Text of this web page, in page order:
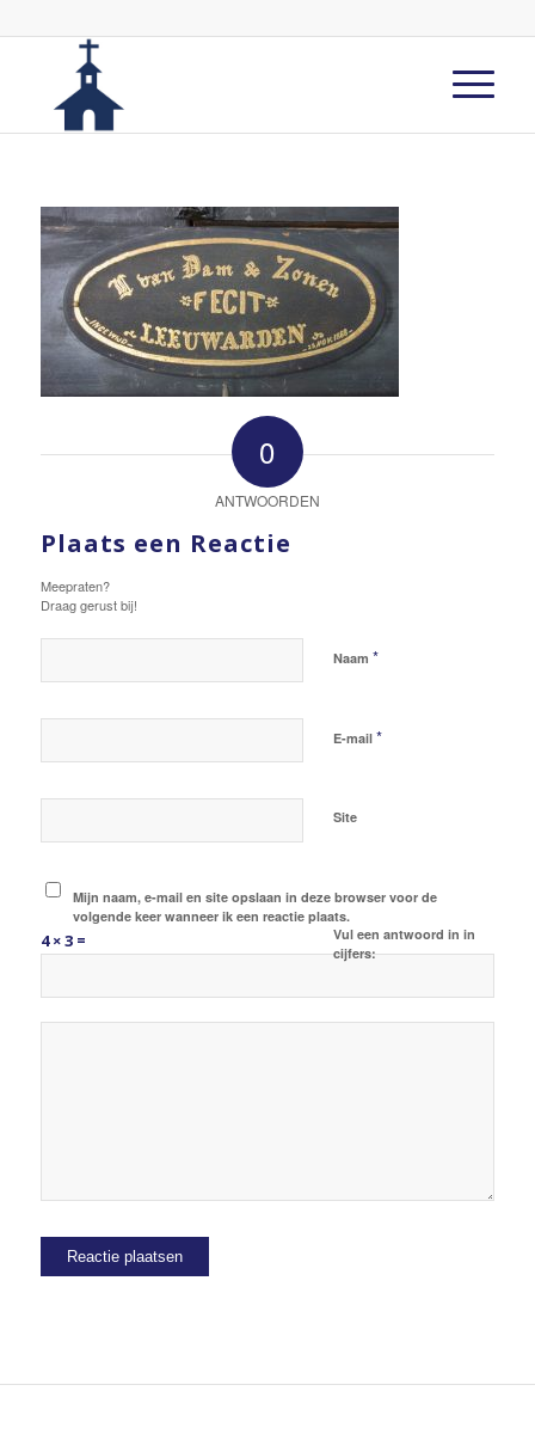
0
ANTWOORDEN
Plaats een Reactie
Meepraten?
Draag gerust bij!
Naam *
E-mail *
Site
Mijn naam, e-mail en site opslaan in deze browser voor de
volgende keer wanneer ik een reactie plaats.
Vul een antwoord in in
cijfers:
4 × 3 =